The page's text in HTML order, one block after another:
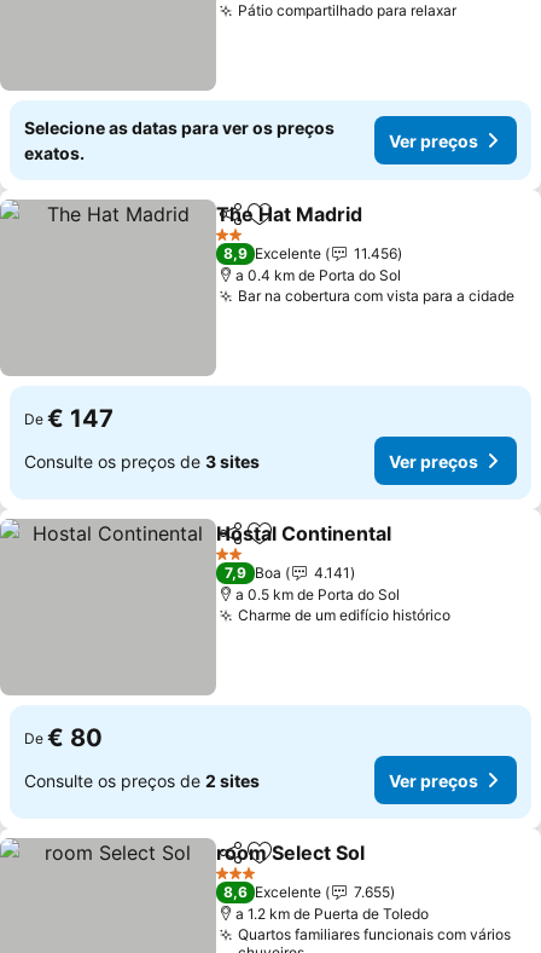
Pátio compartilhado para relaxarVer
Selecione as datas para ver os preços
exatos.
Ver preços
PartilharAdicionar aos favoritos
The Hat Madrid
2 Estrelas
8,9 Excelente
11.456
a 0.4 km de Porta do Sol
Bar na cobertura com vista para a cidade
De € 147
Consulte os preços de 3 sites Ver preços
PartilharAdicionar aos favoritos
Hostal Continental
2 Estrelas
7,9 Boa
4.141
a 0.5 km de Porta do Sol
Charme de um edifício históricoVer
De € 80
Consulte os preços de 2 sites Ver preços
PartilharAdicionar aos favoritos
room Select Sol
3 Estrelas
8,6 Excelente
7.655
a 1.2 km de Puerta de Toledo
Quartos familiares funcionais com vários